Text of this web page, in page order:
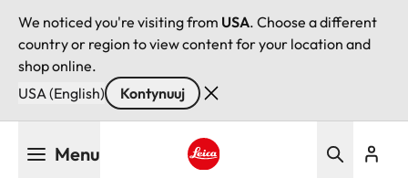
We noticed you're visiting from USA. Choose a different
country or region to view content for your location and
shop online.
USA (English)
Kontynuuj
Menu